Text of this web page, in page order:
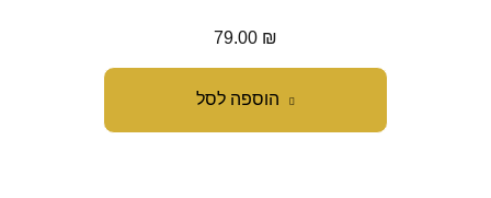
הוספה לסל
79.00 ₪